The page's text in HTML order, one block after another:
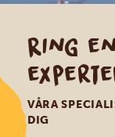
Ring
VÅRA
DIG